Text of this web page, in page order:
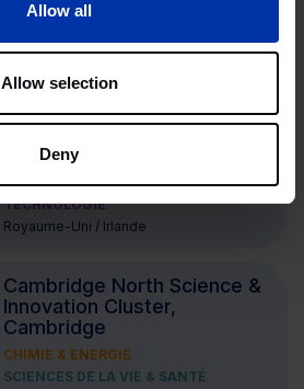
Allow all
Allow selection
Deny
TECHNOLOGIE
SCIENCES DE LA VIE & SANTÉ
SYSTÈMES & MATÉRIAUX DE HAUTE
TECHNOLOGIE
Royaume-Uni / Irlande
Upper Brook Street,
Manchester
CHIMIE & ÉNERGIE
SCIENCES DE LA VIE & SANTÉ
Cambridge North Science &
Innovation Cluster,
Cambridge